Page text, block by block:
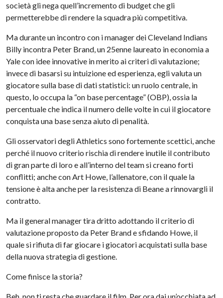
società gli nega quell’incremento di budget che gli
permetterebbe di rendere la squadra più competitiva.
Ma durante un incontro con i manager dei Cleveland Indians
Billy incontra Peter Brand, un 25enne laureato in economia a
Yale con idee innovative in merito ai criteri di valutazione;
invece di basarsi su intuizione ed esperienza, egli valuta un
giocatore sulla base di dati statistici: un ruolo centrale, in
questo, lo occupa la “on base percentage” (OBP), ossia la
percentuale che indica il numero delle volte in cui il giocatore
conquista una base senza aiuto di penalità.
Gli osservatori degli Athletics sono fortemente scettici, anche
perché il nuovo criterio rischia di rendere inutile il contributo
di gran parte di loro e all’interno del team si creano forti
conflitti; anche con Art Howe, l’allenatore, con il quale la
tensione è alta anche per la resistenza di Beane a rinnovargli il
contratto.
Ma il general manager tira dritto adottando il criterio di
valutazione proposto da Peter Brand e sfidando Howe, il
quale si rifiuta di far giocare i giocatori acquistati sulla base
della nuova strategia di gestione.
Come finisce la storia?